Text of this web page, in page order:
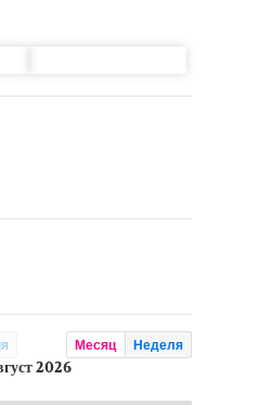
Месяц Неделя
2026